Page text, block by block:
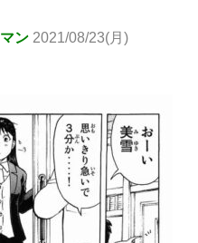
ン 2021/08/23(月)